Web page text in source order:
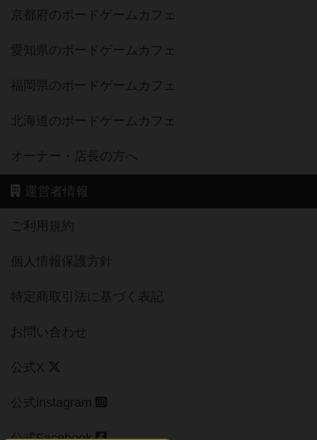
京都府のボードゲームカフェ
愛知県のボードゲームカフェ
福岡県のボードゲームカフェ
北海道のボードゲームカフェ
オーナー・店長の方へ
運営者情報
ご利用規約
個人情報保護方針
特定商取引法に基づく表記
お問い合わせ
公式X
公式instagram